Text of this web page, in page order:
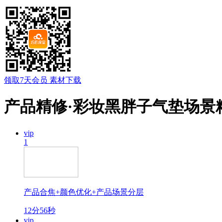
领取7天会员 素材下载
产品精修·彩妆黑胖子气垫场景
vip
1
产品合焦+颜色优化+产品场景分层
12分56秒
vip